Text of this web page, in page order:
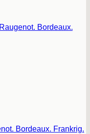
Bordeaux. Frankrig.